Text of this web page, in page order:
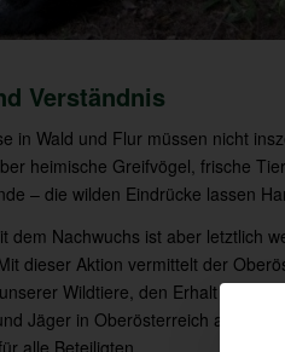
Verständnis
in Wald und Flur müssen nicht
heimische Greifvögel, frische
– die wilden Eindrücke lassen
dem Nachwuchs ist aber letztlich
dieser Aktion vermittelt der
Wildtiere, den Erhalt der
Jäger in Oberösterreich aktiv